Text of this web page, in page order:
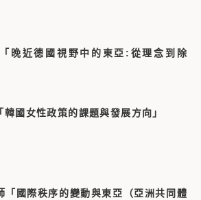
晚近德國視野中的東亞:從理念到除
國女性政策的課題與發展方向」
國際秩序的變動與東亞（亞洲共同體